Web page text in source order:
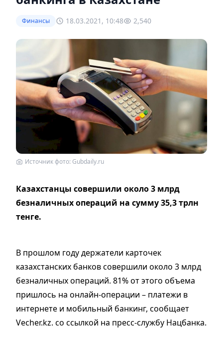
Финансы 18.03.2021, 10:48 2,540
Источник фото: Gubdaily.ru
Казахстанцы совершили около 3 млрд
безналичных операций на сумму 35,3 трлн
тенге.
В прошлом году держатели карточек
казахстанских банков совершили около 3 млрд
безналичных операций. 81% от этого объема
пришлось на онлайн-операции – платежи в
интернете и мобильный банкинг, сообщает
Vecher.kz. со ссылкой на пресс-службу Нацбанка.